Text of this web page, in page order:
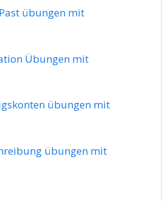
übungen mit
Übungen mit
übungen mit
übungen mit